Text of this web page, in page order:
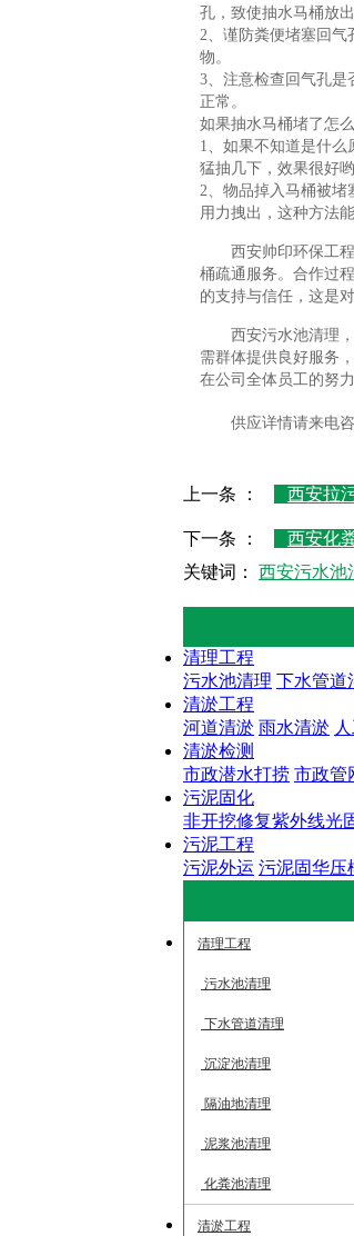
孔，致使抽水马桶放
2、谨防粪便堵塞回气
物。
3、注意检查回气孔是
正常。
如果抽水马桶堵了怎
1、如果不知道是什
猛抽几下，效果很好哟
2、物品掉入马桶被
用力拽出，这种方法
西安帅印环保工
桶疏通服务。合作过
的支持与信任，这是
西安污水池清理
需群体提供良好服务
在公司全体员工的努
供应详情请来电
上一条 ： 西安拉
下一条 ：
西安化
关键词： 西安污水池
清理工程
污水池清理 下水管道
清淤工程
河道清淤 雨水清淤
清淤检测
市政潜水打捞 市政管
污泥固化
非开挖修复紫外线光
污泥工程
污泥外运 污泥固华压
清理工程
污水池清理
下水管道清理
沉淀池清理
隔油地清理
泥浆池清理
化粪池清理
清淤工程